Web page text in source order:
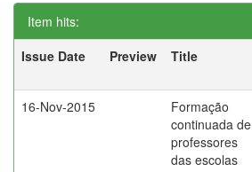
Item hits:
Issue Date
Preview Title
16-Nov-2015
Formação
continuada de
professores
das escolas